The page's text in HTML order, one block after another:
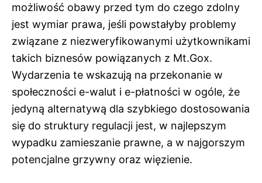
możliwość obawy przed tym do czego zdolny
jest wymiar prawa, jeśli powstałyby problemy
związane z niezweryfikowanymi użytkownikami
takich biznesów powiązanych z Mt.Gox.
Wydarzenia te wskazują na przekonanie w
społeczności e-walut i e-płatności w ogóle, że
jedyną alternatywą dla szybkiego dostosowania
się do struktury regulacji jest, w najlepszym
wypadku zamieszanie prawne, a w najgorszym
potencjalne grzywny oraz więzienie.